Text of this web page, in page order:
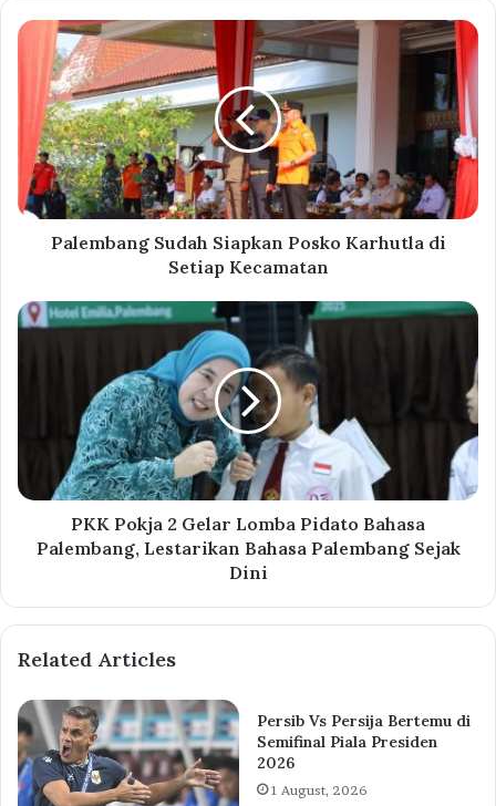
Palembang Sudah Siapkan Posko Karhutla di
Setiap Kecamatan
PKK Pokja 2 Gelar Lomba Pidato Bahasa
Palembang, Lestarikan Bahasa Palembang Sejak
Dini
Related Articles
Persib Vs Persija Bertemu di
Semifinal Piala Presiden
2026
1 August, 2026